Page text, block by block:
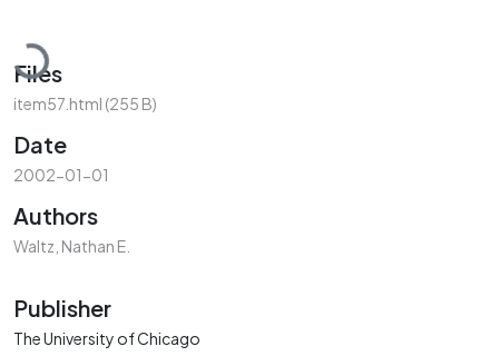
Loading...
Files
item57.html (255 B)
Date
2002-01-01
Authors
Waltz, Nathan E.
Publisher
The University of Chicago